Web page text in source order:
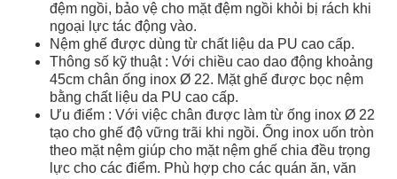
đệm ngồi, bảo vệ cho mặt đệm ngồi khỏi bị rách khi
ngoại lực tác động vào.
Nệm ghế được dùng từ chất liệu da PU cao cấp.
Thông số kỹ thuật : Với chiều cao dao động khoảng
45cm chân ống inox Ø 22. Mặt ghế được bọc nệm
bằng chất liệu da PU cao cấp.
Ưu điểm : Với việc chân được làm từ ống inox Ø 22
tạo cho ghế độ vững trãi khi ngồi. Ống inox uốn tròn
theo mặt nệm giúp cho mặt nệm ghế chia đều trọng
lực cho các điểm. Phù hợp cho các quán ăn, văn